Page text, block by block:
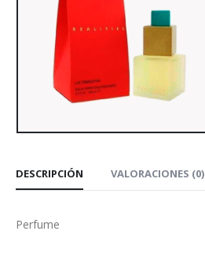
DESCRIPCIÓN VALORACIONES (0)
Perfume